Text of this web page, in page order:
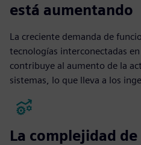
está aumentando
La creciente demanda de
tecnologías interconectadas
contribuye al aumento de la
sistemas, lo que lleva a los
La complejidad